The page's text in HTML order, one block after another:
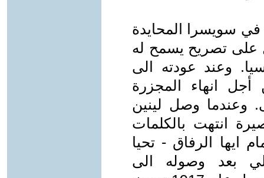
في سويسرا المحايدة
على تصريح يسمح له
وعند عودته الى
أجل انهاء المجزرة
وعندما وصل لينين
انتهت بالكلمات
ايها الرفاق - تحيا
بعد وصوله الى